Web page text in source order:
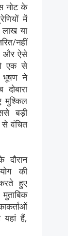
नोट के
में
या
नहीं
और ऐसे
एक से
भूषण ने
मुश्किल
बड़ी
से वंचित
की
हुए
हैं,